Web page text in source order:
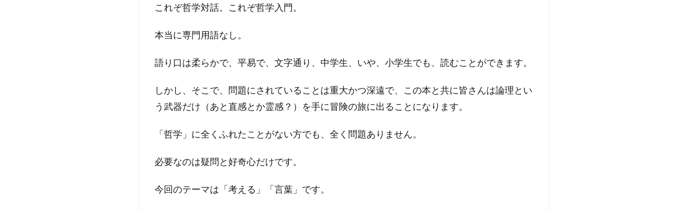
これぞ哲学対話。これぞ哲学入門。
本当に専門用語なし。
語り口は柔らかで、平易で、文字通り、中学生、いや、小学生でも、読むことができます。
しかし、そこで、問題にされていることは重大かつ深遠で、この本と共に皆さんは論理とい
う武器だけ（あと直感とか霊感？）を手に冒険の旅に出ることになります。
「哲学」に全くふれたことがない方でも、全く問題ありません。
必要なのは疑問と好奇心だけです。
今回のテーマは「考える」「言葉」です。